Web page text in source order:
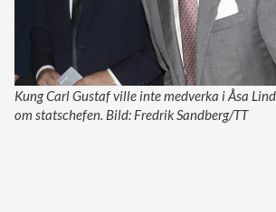
Kung Carl Gustaf ville inte medverka i Åsa
om statschefen. Bild: Fredrik Sandberg/TT